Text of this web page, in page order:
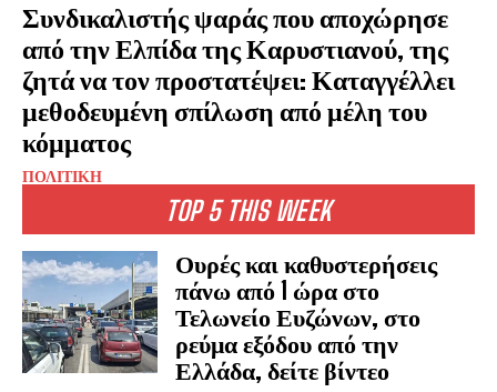
Συνδικαλιστής ψαράς που αποχώρησε
από την Ελπίδα της Καρυστιανού, της
ζητά να τον προστατέψει: Καταγγέλλει
μεθοδευμένη σπίλωση από μέλη του
κόμματος
ΠΟΛΙΤΙΚΗ
TOP 5 THIS WEEK
Ουρές και καθυστερήσεις
πάνω από 1 ώρα στο
Τελωνείο Ευζώνων, στο
ρεύμα εξόδου από την
Ελλάδα, δείτε βίντεο